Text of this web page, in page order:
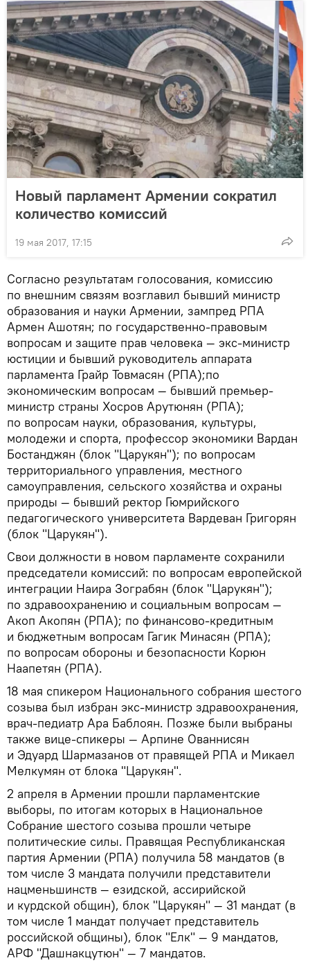
Новый парламент Армении сократил
количество комиссий
19 мая 2017, 17:15
Согласно результатам голосования, комиссию
по внешним связям возглавил бывший министр
образования и науки Армении, зампред РПА
Армен Ашотян; по государственно-правовым
вопросам и защите прав человека — экс-министр
юстиции и бывший руководитель аппарата
парламента Грайр Товмасян (РПА);по
экономическим вопросам — бывший премьер-
министр страны Хосров Арутюнян (РПА);
по вопросам науки, образования, культуры,
молодежи и спорта, профессор экономики Вардан
Бостанджян (блок "Царукян"); по вопросам
территориального управления, местного
самоуправления, сельского хозяйства и охраны
природы — бывший ректор Гюмрийского
педагогического университета Вардеван Григорян
(блок "Царукян").
Свои должности в новом парламенте сохранили
председатели комиссий: по вопросам европейской
интеграции Наира Зограбян (блок "Царукян");
по здравоохранению и социальным вопросам —
Акоп Акопян (РПА); по финансово-кредитным
и бюджетным вопросам Гагик Минасян (РПА);
по вопросам обороны и безопасности Корюн
Наапетян (РПА).
18 мая спикером Национального собрания шестого
созыва был избран экс-министр здравоохранения,
врач-педиатр Ара Баблоян. Позже были выбраны
также вице-спикеры — Арпине Ованнисян
и Эдуард Шармазанов от правящей РПА и Микаел
Мелкумян от блока "Царукян".
2 апреля в Армении прошли парламентские
выборы, по итогам которых в Национальное
Собрание шестого созыва прошли четыре
политические силы. Правящая Республиканская
партия Армении (РПА) получила 58 мандатов (в
том числе 3 мандата получили представители
нацменьшинств — езидской, ассирийской
и курдской общин), блок "Царукян" — 31 мандат (в
том числе 1 мандат получает представитель
российской общины), блок "Елк" — 9 мандатов,
АРФ "Дашнакцутюн" — 7 мандатов.